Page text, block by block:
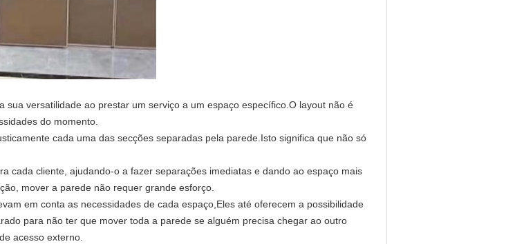
versatilidade ao prestar um serviço a um espaço específico.O layout não é
do momento.
cada uma das secções separadas pela parede.Isto significa que não só
cada cliente, ajudando-o a fazer separações imediatas e dando ao espaço mais
mover a parede não requer grande esforço.
em conta as necessidades de cada espaço,Eles até oferecem a possibilidade
para não ter que mover toda a parede se alguém precisa chegar ao outro
acesso externo.